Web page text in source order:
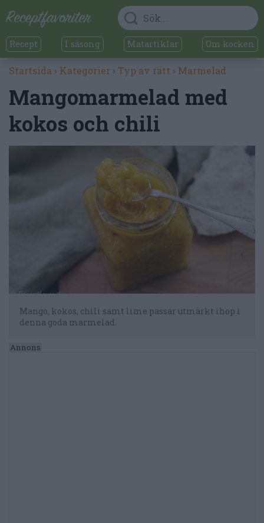
Recept I säsong Matartiklar Om kocken
Startsida › Kategorier › Typ av rätt › Marmelad
Mangomarmelad med
kokos och chili
Mango, kokos, chili samt lime passar utmärkt ihop i
denna goda marmelad.